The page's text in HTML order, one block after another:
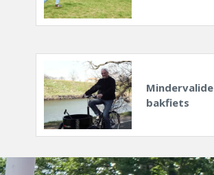
Mindervalide
bakfiets